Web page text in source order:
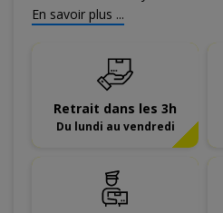
En savoir plus ...
Retrait dans les 3h
Du lundi au vendredi